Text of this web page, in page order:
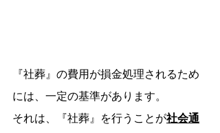
『社葬』の費用が損金処理されるため
には、一定の基準があります。
それは、『社葬』を行うことが社会通